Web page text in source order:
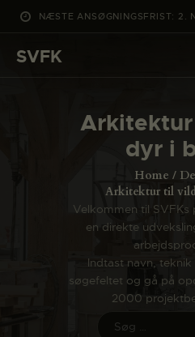
NÆSTE ANSØGNINGSFRIST: 2.
SVFK
dyr i
Home
Arkitektur til
Velkommen til SVFKs
en direkte
Indtast navn, teknik
søgefeltet og gå på
2000
DET SKER
PROJEKTER
CHANNEL
ANSØG
OM SVFK
ENGLISH